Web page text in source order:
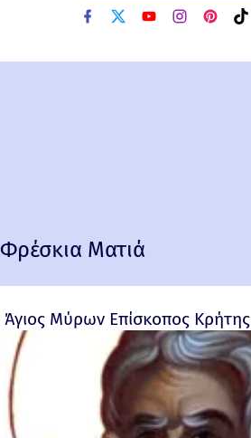
Φρέσκια Ματιά
Άγιος Μύρων Επίσκοπος Κρήτης